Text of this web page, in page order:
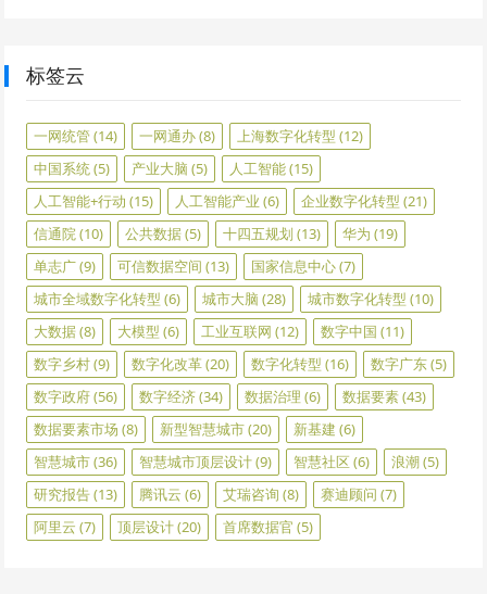
标签云
一网统管(14) 一网通办(8) 上海数字化转型 (12)
中国系统(5) 产业大脑 (5) 人工智能(15)
人工智能+行动 (15) 人工智能产业 (6) 企业数字化转型 (21)
信通院(10) 公共数据(5) 十四五规划 (13) 华为 (19)
单志广(9) 可信数据空间 (13) 国家信息中心(7)
城市全域数字化转型 (6) 城市大脑 (28) 城市数字化转型 (10)
大数据(8) 大模型 (6) 工业互联网 (12) 数字中国 (11)
数字乡村(9) 数字化改革(20) 数字化转型 (16) 数字广东(5)
数字政府(56) 数字经济(34) 数据治理 (6) 数据要素(43)
数据要素市场 (8) 新型智慧城市(20) 新基建 (6)
智慧城市(36) 智慧城市顶层设计(9) 智慧社区 (6) 浪潮(5)
研究报告(13) 腾讯云 (6) 艾瑞咨询 (8) 赛迪顾问 (7)
阿里云 (7) 顶层设计(20) 首席数据官 (5)